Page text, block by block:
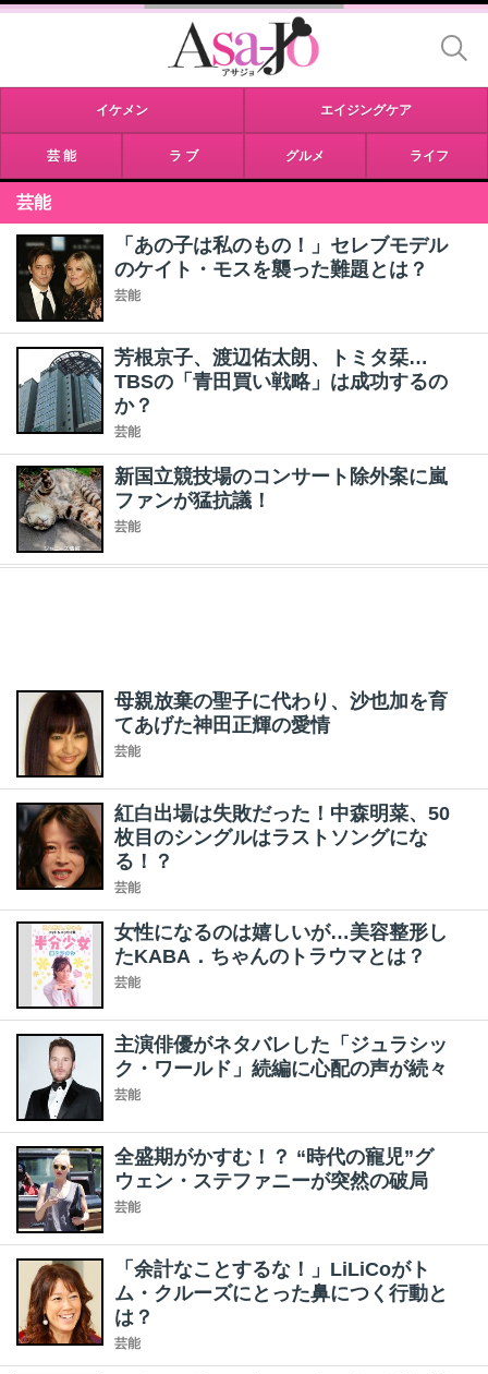
イケメン エイジングケア
芸 能 ラ ブ グルメ ライフ
芸能
「あの子は私のもの！」セレブモデル
のケイト・モスを襲った難題とは？
芸能
芳根京子、渡辺佑太朗、トミタ栞…
TBSの「青田買い戦略」は成功するの
か？
芸能
新国立競技場のコンサート除外案に嵐
ファンが猛抗議！
芸能
母親放棄の聖子に代わり、沙也加を育
てあげた神田正輝の愛情
芸能
紅白出場は失敗だった！中森明菜、50
枚目のシングルはラストソングにな
る！？
芸能
女性になるのは嬉しいが…美容整形し
たKABA．ちゃんのトラウマとは？
芸能
主演俳優がネタバレした「ジュラシッ
ク・ワールド」続編に心配の声が続々
芸能
全盛期がかすむ！？ “時代の寵児”グ
ウェン・ステファニーが突然の破局
芸能
「余計なことするな！」LiLiCoがト
ム・クルーズにとった鼻につく行動と
は？
芸能